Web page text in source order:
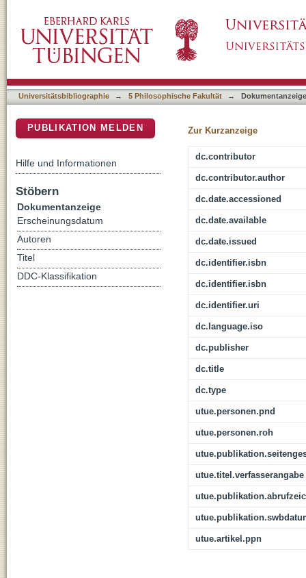
Universitätsbibliographie → 5 Philosophische Fakultät → Dokumentanzeige
Zur Kurzanzeige
dc.contributor
dc.contributor.author
dc.date.accessioned
dc.date.available
dc.date.issued
dc.identifier.isbn
dc.identifier.isbn
dc.identifier.uri
dc.language.iso
dc.publisher
dc.title
dc.type
utue.personen.pnd
utue.personen.roh
utue.titel.verfasserangabe
utue.artikel.ppn
PUBLIKATION MELDEN
Hilfe und Informationen
Stöbern
Dokumentanzeige
Erscheinungsdatum
Autoren
Titel
DDC-Klassifikation